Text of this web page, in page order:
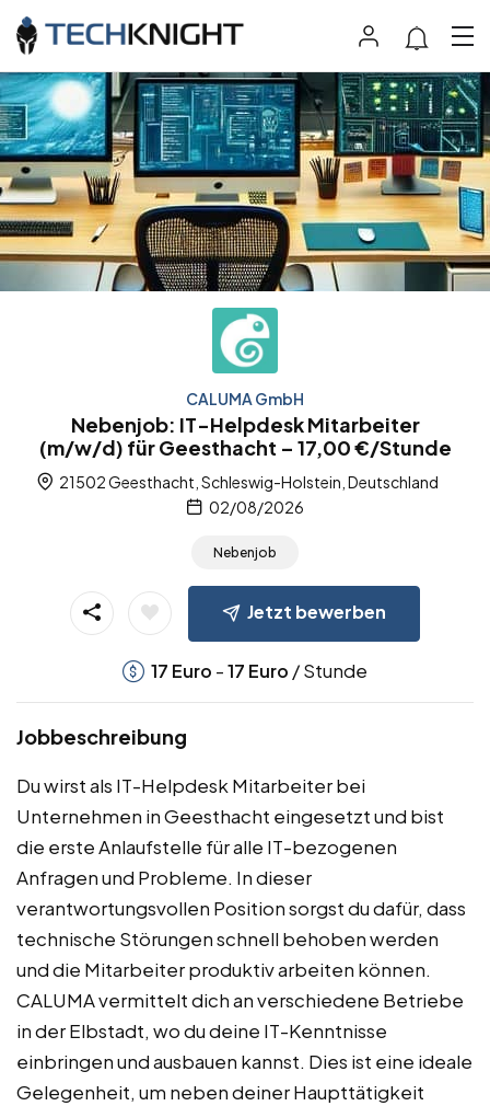
CALUMA GmbH
Nebenjob: IT-Helpdesk Mitarbeiter
(m/w/d) für Geesthacht – 17,00 €/Stunde
21502 Geesthacht, Schleswig-Holstein, Deutschland
02/08/2026
Nebenjob
Jetzt bewerben
17 Euro -17 Euro / Stunde
Jobbeschreibung
Du wirst als IT-Helpdesk Mitarbeiter bei
Unternehmen in Geesthacht eingesetzt und bist
die erste Anlaufstelle für alle IT-bezogenen
Anfragen und Probleme. In dieser
verantwortungsvollen Position sorgst du dafür, dass
technische Störungen schnell behoben werden
und die Mitarbeiter produktiv arbeiten können.
CALUMA vermittelt dich an verschiedene Betriebe
in der Elbstadt, wo du deine IT-Kenntnisse
einbringen und ausbauen kannst. Dies ist eine ideale
Gelegenheit, um neben deiner Haupttätigkeit